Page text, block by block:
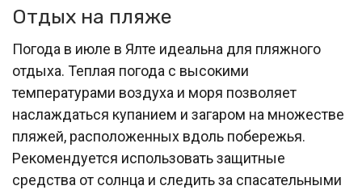
Отдых на пляже
Погода в июле в Ялте идеальна для пляжного
отдыха. Теплая погода с высокими
температурами воздуха и моря позволяет
наслаждаться купанием и загаром на множестве
пляжей, расположенных вдоль побережья.
Рекомендуется использовать защитные
средства от солнца и следить за спасательными